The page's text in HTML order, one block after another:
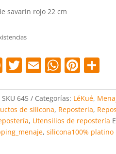
savarín rojo 22 cm
F
c
e
b
o
T
itt
er
E
ai
l
W
at
s
A
Pi
er
e
st
C
m
p
ar
SKU 645 Categorías: LéKué,
de silicona, Repostería,
, Utensilios de repostería
, silicona100% platino